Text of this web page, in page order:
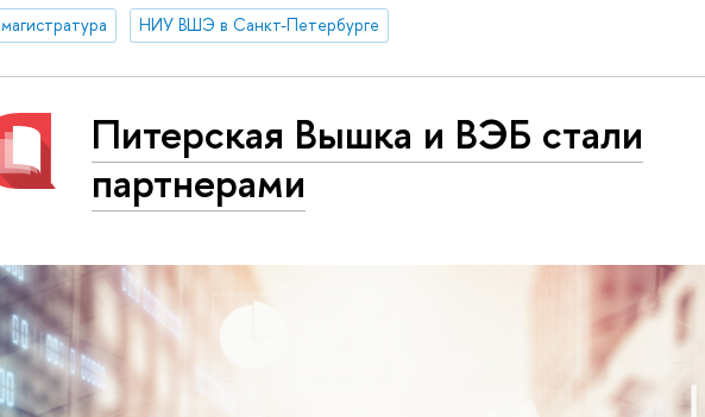
магистратура
НИУ ВШЭ в Санкт-Петербурге
Питерская Вышка и ВЭБ стали
партнерами